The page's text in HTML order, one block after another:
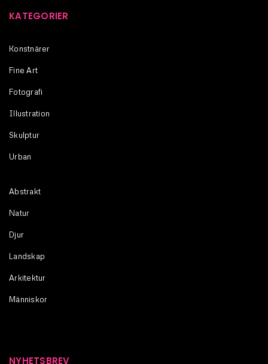
KATEGORIER
Konstnärer
Fine Art
Fotografi
Illustration
Skulptur
Urban
Abstrakt
Natur
Djur
Landskap
Arkitektur
Människor
NYHETSBREV